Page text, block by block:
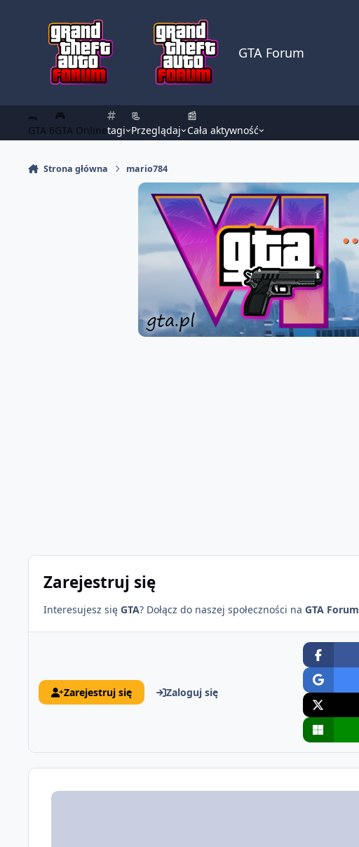
GTA Forum
🐊
GTA 6
🎮
GTA Onlinetagi
📃
Przeglądaj
📰
Cała aktywność
Strona główna mario784
Zarejestruj się
Interesujesz się GTA? Dołącz do naszej społeczności na GTA Forum
Zarejestruj się Zaloguj się